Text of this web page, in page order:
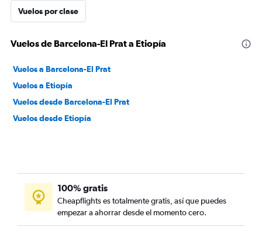
Vuelos por clase
Vuelos de Barcelona-El Prat a Etiopía
Vuelos a Barcelona-El Prat
Vuelos a Etiopía
Vuelos desde Barcelona-El Prat
Vuelos desde Etiopía
100% gratis
Cheapflights es totalmente gratis, así que puedes
empezar a ahorrar desde el momento cero.